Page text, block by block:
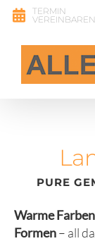
Zum
Inhalt
springen
TERMIN
VEREINBAREN
PURE
Warme
Formen– all